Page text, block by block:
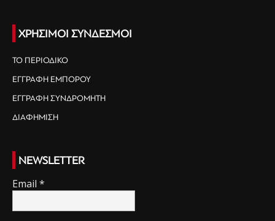
ΧΡΗΣΙΜΟΙ ΣΥΝΔΕΣΜΟΙ
ΤΟ ΠΕΡΙΟΔΙΚΟ
ΕΓΓΡΑΦΗ ΕΜΠΟΡΟΥ
ΕΓΓΡΑΦΗ ΣΥΝΔΡΟΜΗΤΗ
ΔΙΑΦΗΜΙΣΗ
NEWSLETTER
Email *